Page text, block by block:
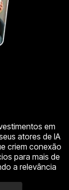
em
atores de IA
criem conexão
para mais de
a relevância